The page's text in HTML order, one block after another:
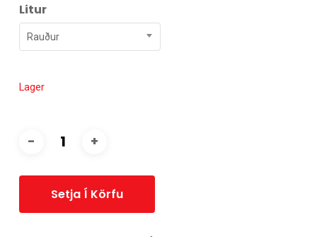
Litur
Rauður
Lager
Setja Í Körfu